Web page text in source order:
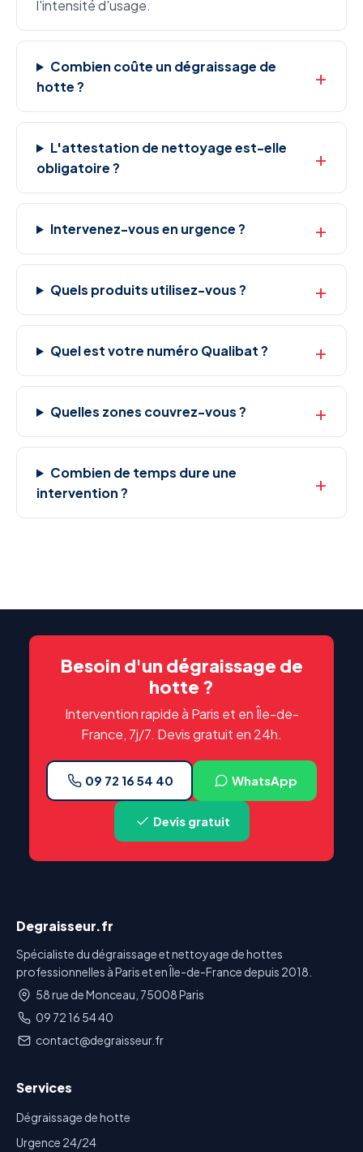
l'intensité d'usage.
Combien coûte un dégraissage de
hotte ?
L'attestation de nettoyage est-elle
obligatoire ?
Intervenez-vous en urgence ?
Quels produits utilisez-vous ?
Quel est votre numéro Qualibat ?
Quelles zones couvrez-vous ?
Combien de temps dure une
intervention ?
Besoin d'un dégraissage de
hotte ?
Intervention rapide à Paris et en Île-de-
France, 7j/7. Devis gratuit en 24h.
09 72 16 54 40 WhatsApp
Devis gratuit
Degraisseur.fr
Spécialiste du dégraissage et nettoyage de hottes
professionnelles à Paris et en Île-de-France depuis 2018.
58 rue de Monceau, 75008 Paris
09 72 16 54 40
contact@degraisseur.fr
Services
Dégraissage de hotte
Urgence 24/24